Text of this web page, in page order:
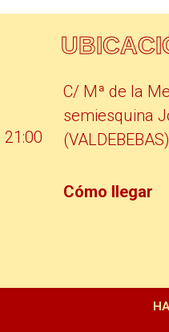
C/ Mª de la
semiesquina
(VALDEBEBAS)
Cómo llegar